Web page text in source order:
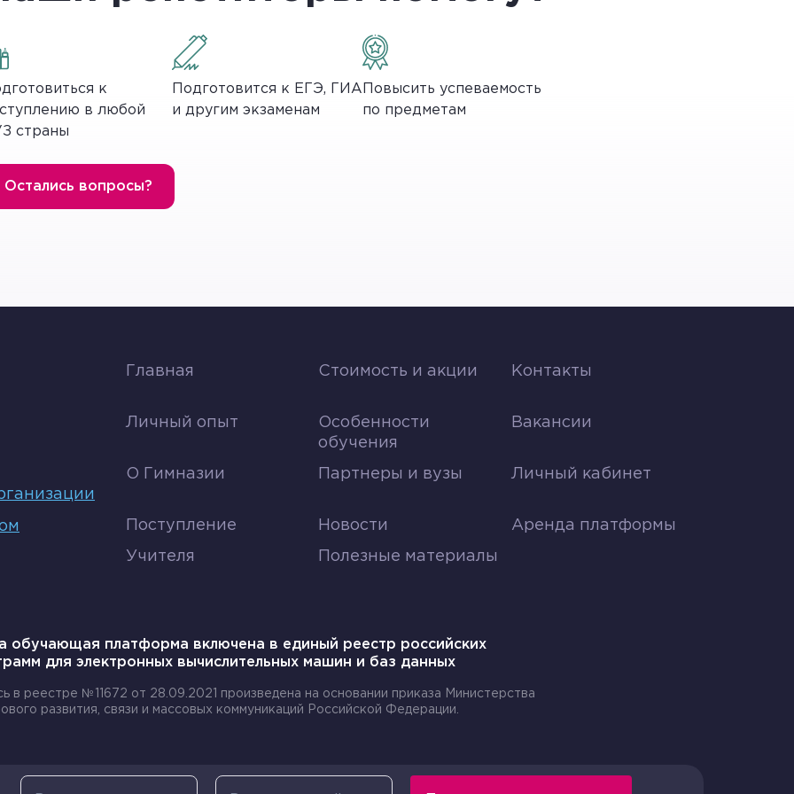
соединения распадаются под действием света. В некоторых случаях это может быть
Рассмотрим несколько примеров фотолиза:
в промышленности, медицине, экологии.
пиротехники, так как при нагревании они разлагаются с выделением кислорода, что
перекиси водорода, которая разлагается на воду и кислород при нагревании: H2O2 ->
создания различных структур.
удаления вредных веществ из промышленных отходов, включая пластмассы, полиуретаны
при помощи фотолиза воды, что позволяет растениям производить кислород и углеводы.
к
в любой
страны
Подготовится к ЕГЭ, ГИА
и другим экзаменам
Повысить успеваемость
по предметам
Остались вопросы?
Главная Стоимость и акции Контакты
Личный опыт
Особенности
обучения
Вакансии
О Гимназии Партнеры и вузы Личный кабинет
Поступление Новости Аренда платформы
Учителя Полезные материалы
обучающая платформа включена в единый реестр российских
для электронных вычислительных машин и баз данных
в реестре №11672 от 28.09.2021 произведена на основании приказа Министерства
развития, связи и массовых коммуникаций Российской Федерации.